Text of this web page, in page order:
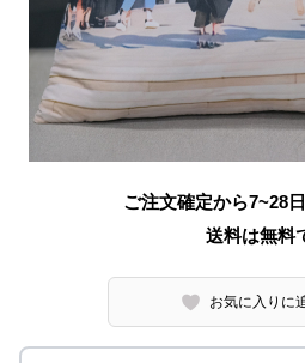
ご注文確定から7~28
送料は無料
お気に入りに